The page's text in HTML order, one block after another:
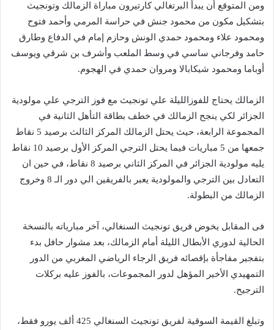
ومن المتوقع أن يبدأ البرتغالي كارتيرون مباراة الزمالك وتونجيث
بتشكيل مكون من محمود جنش في حراسة المرمي وأحمد فتوح
ومحمود علاء ومحمود حمدي الونش وحازم إمام في الدفاع وطارق
حامد وفرجاني ساسي في وسط الملعب وأشرف بن شرقي ويوسف
أوباما ومحمود شيكابالا ومروان حمدي في الهجوم.
الزمالك يحتاج للفوزالليلة علي تونجيث مع فوز الترجي علي مولودية
الجزائر لكي ينجح الزمالك في خطف بطاقة التأهل الثانية في
المجموعة الرابعة، حيث يحتل الزمالك المركز الثالث برصيد 5 نقاط
جمعها من 5 مباريات فيما يحتل الترجي المركز الأول برصيد 10 نقاط
يليه مولودية الجزائر في المركز الثاني برصيد 8 نقاط، في حين ان
التعادل بين الترجي والمولودية يعبر بالفريقين الي دور الـ 8 وخروج
الزمالك من البطولة.
فى المقابل يخوض فريق تونجيث السنغالي، آخر مبارياته بالنسخة
الحالية لدوري الأبطال الليلة أمام الزمالك، بعد مشوار حافل بدء
بتفجير مفاجأة بإقصائه فريق الرجاء الرياضي المغربي من الدور
التمهيدي الأخير المؤهل لدور المجموعات، بالفوز عليه بركلات
الترجيح.
وتبلغ القيمة السوقية لفريق تونجيث السنغالي 425 ألف يورو فقط،